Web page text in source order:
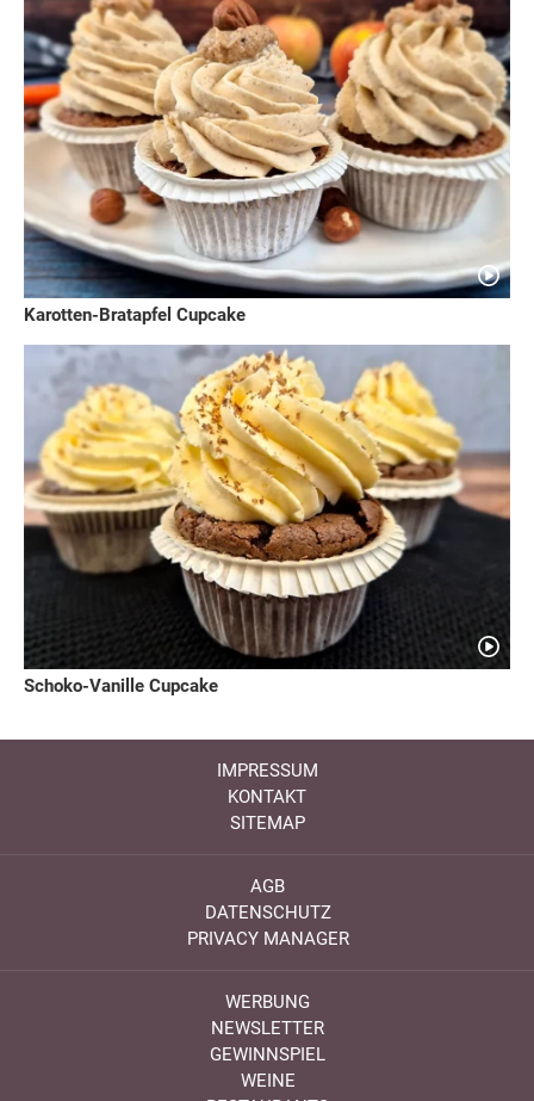
Karotten-Bratapfel Cupcake
Schoko-Vanille Cupcake
IMPRESSUM
KONTAKT
SITEMAP
AGB
DATENSCHUTZ
PRIVACY MANAGER
WERBUNG
NEWSLETTER
GEWINNSPIEL
WEINE